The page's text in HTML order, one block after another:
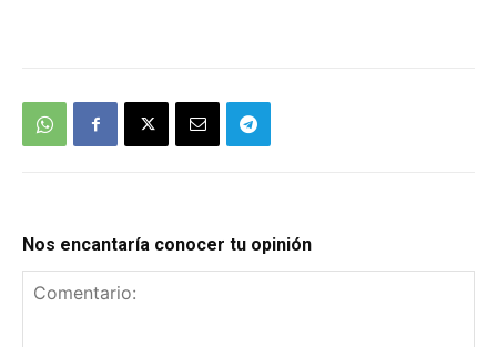
Nos encantaría conocer tu opinión